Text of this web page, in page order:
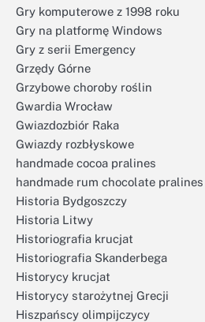
Gry komputerowe z 1998 roku
Gry na platformę Windows
Gry z serii Emergency
Grzędy Górne
Grzybowe choroby roślin
Gwardia Wrocław
Gwiazdozbiór Raka
Gwiazdy rozbłyskowe
handmade cocoa pralines
handmade rum chocolate pralines
Historia Bydgoszczy
Historia Litwy
Historiografia krucjat
Historiografia Skanderbega
Historycy krucjat
Historycy starożytnej Grecji
Hiszpańscy olimpijczycy